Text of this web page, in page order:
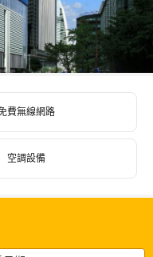
費無線網路
空調設備